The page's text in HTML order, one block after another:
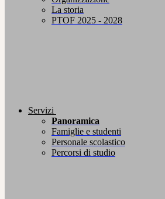
La storia
PTOF 2025 - 2028
Servizi
Panoramica
Famiglie e studenti
Personale scolastico
Percorsi di studio